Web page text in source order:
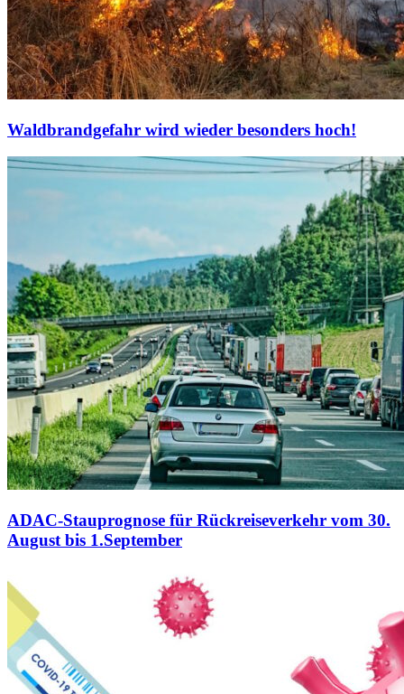
Waldbrandgefahr wird wieder besonders hoch!
ADAC-Stauprognose für Rückreiseverkehr vom 30.
August bis 1.September